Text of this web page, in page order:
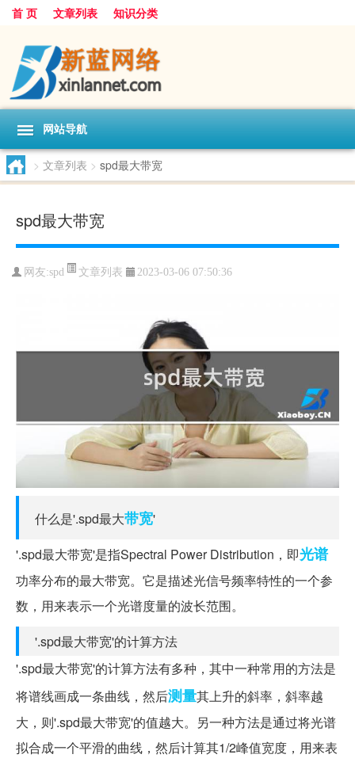
首 页 文章列表 知识分类
网站导航
> 文章列表 > spd最大带宽
spd最大带宽
网友:spd 文章列表 2023-03-06 07:50:36
什么是'.spd最大带宽'
'.spd最大带宽'是指Spectral Power Distribution，即光谱
功率分布的最大带宽。它是描述光信号频率特性的一个参
数，用来表示一个光谱度量的波长范围。
'.spd最大带宽'的计算方法
'.spd最大带宽'的计算方法有多种，其中一种常用的方法是
将谱线画成一条曲线，然后测量其上升的斜率，斜率越
大，则'.spd最大带宽'的值越大。另一种方法是通过将光谱
拟合成一个平滑的曲线，然后计算其1/2峰值宽度，用来表